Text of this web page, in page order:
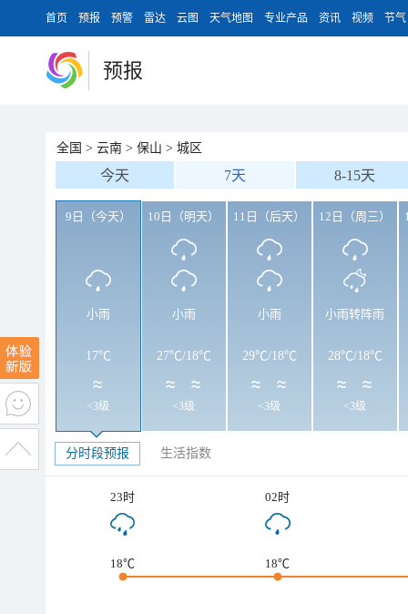
首页 预报 预警 雷达 云图 天气地图 专业产品 资讯 视频 节气
预报
全国 > 云南 > 保山 > 城区
今天 7天 8-15天
9日（今天）
小雨
17℃
<3级
10日（明天）
小雨
27℃/18℃
<3级
11日（后天）
小雨
29℃/18℃
<3级
12日（周三）
小雨转阵雨
28℃/18℃
<3级
分时段预报 生活指数
23时 02时
18℃ 18℃